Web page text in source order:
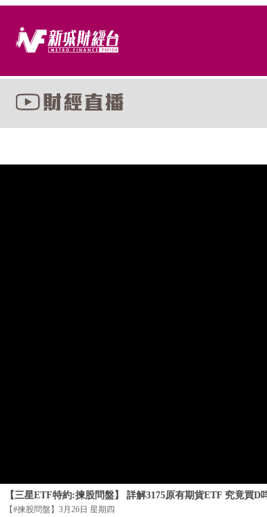
【三星ETF特約:揀股問盤】 詳解3175原有期貨ETF 究竟買D
【#揀股問盤】3月26日 星期四